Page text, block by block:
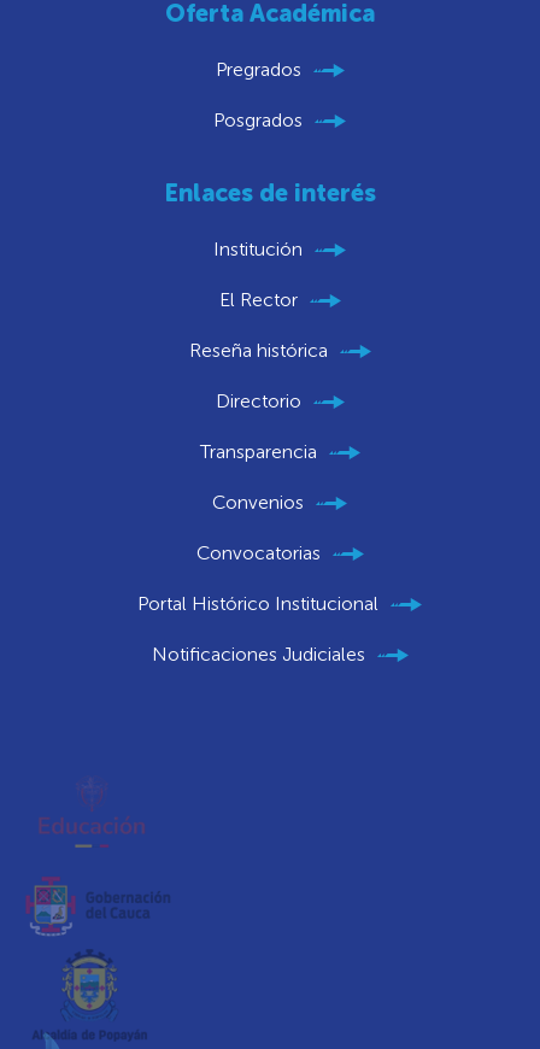
Oferta Académica
Pregrados
Posgrados
Enlaces de interés
Institución
El Rector
Reseña histórica
Directorio
Transparencia
Convenios
Convocatorias
Portal Histórico Institucional
Notificaciones Judiciales